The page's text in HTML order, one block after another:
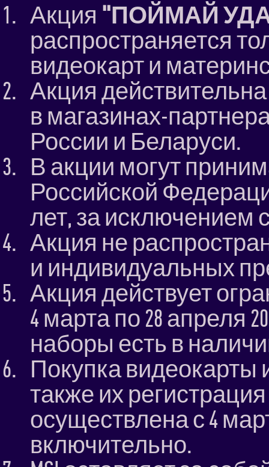
Акция "ПОЙМАЙ
распространяется
видеокарт и
Акция
в магазинах-
России и Беларуси.
В акции могут
Российской
лет, за исключением
Акция не
и индивидуальных
Акция действует
4 марта по 28 апреля
наборы есть в
Покупка видеокарты
также их
осуществлена с 4
включительно.